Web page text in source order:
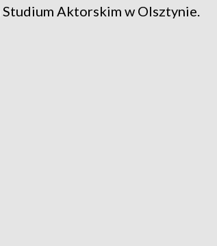
Studium Aktorskim w Olsztynie.